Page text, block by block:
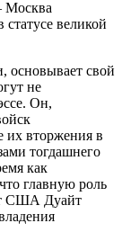
Москва
статусе великой
основывает свой
не
Он,
их вторжения в
тогдашнего
как
главную роль
США Дуайт